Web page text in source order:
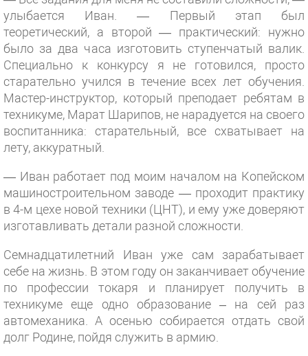
улыбается Иван. — Первый этап был
теоретический, а второй — практический: нужно
было за два часа изготовить ступенчатый валик.
Специально к конкурсу я не готовился, просто
старательно учился в течение всех лет обучения.
Мастер-инструктор, который преподает ребятам в
техникуме, Марат Шарипов, не нарадуется на своего
воспитанника: старательный, все схватывает на
лету, аккуратный.
— Иван работает под моим началом на Копейском
машиностроительном заводе — проходит практику
в 4-м цехе новой техники (ЦНТ), и ему уже доверяют
изготавливать детали разной сложности.
Семнадцатилетний Иван уже сам зарабатывает
себе на жизнь. В этом году он заканчивает обучение
по профессии токаря и планирует получить в
техникуме еще одно образование – на сей раз
автомеханика. А осенью собирается отдать свой
долг Родине, пойдя служить в армию.